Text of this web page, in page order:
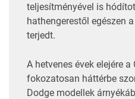
teljesítményével is
hathengerestől egészen
terjedt.
A hetvenes évek elejére a
fokozatosan háttérbe
Dodge modellek